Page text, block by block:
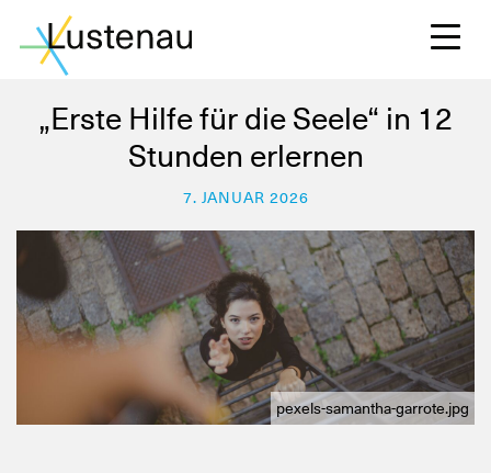
„Erste Hilfe für die Seele“ in 12
Stunden erlernen
7. JANUAR 2026
pexels-samantha-garrote.jpg